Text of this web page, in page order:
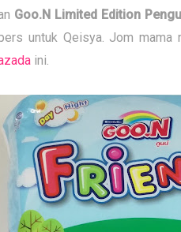
Goo.N Limited Edition
untuk Qeisya. Jom mama
ini.